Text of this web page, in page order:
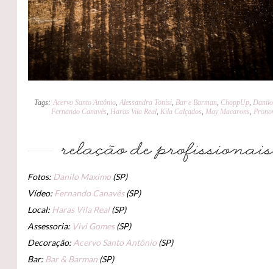
Tags: Acervo Santo Antônio ,Alessandra Tonisi Bar e Barman ChoppUp
Fernando Canavês Haras Vila Real Kila Calçados May Macarons
Fotos: Danilo Maximo (SP)
Vídeo: Fernando Canavês(SP)
Local: Haras Vila Real(SP)
Assessoria: Vivi Gomes(SP)
Decoração: Acervo Santo Antônio (SP)
Bar: Bar & Barman (SP)